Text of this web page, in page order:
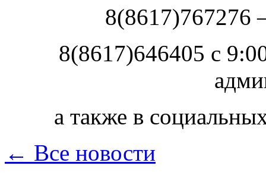
8(8617)767276
8(8617)646405 с
а также в
← Все новости